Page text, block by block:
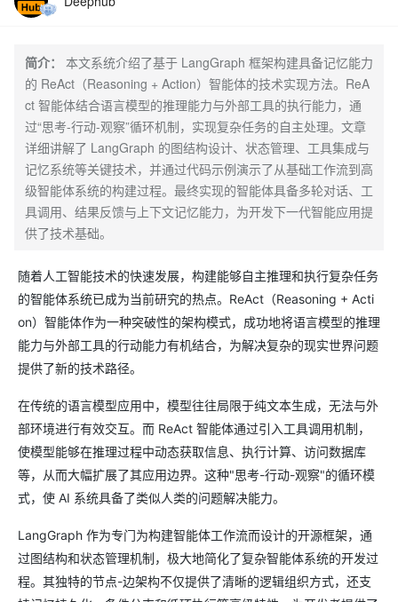
简介：
本文系统介绍了基于 LangGraph 框架构建具备记忆能力
的 ReAct（Reasoning + Action）智能体的技术实现方法。ReA
ct 智能体结合语言模型的推理能力与外部工具的执行能力，通
过“思考-行动-观察”循环机制，实现复杂任务的自主处理。文章
详细讲解了 LangGraph 的图结构设计、状态管理、工具集成与
记忆系统等关键技术，并通过代码示例演示了从基础工作流到高
级智能体系统的构建过程。最终实现的智能体具备多轮对话、工
具调用、结果反馈与上下文记忆能力，为开发下一代智能应用提
供了技术基础。
随着人工智能技术的快速发展，构建能够自主推理和执行复杂任务
的智能体系统已成为当前研究的热点。ReAct（Reasoning + Acti
on）智能体作为一种突破性的架构模式，成功地将语言模型的推理
能力与外部工具的行动能力有机结合，为解决复杂的现实世界问题
提供了新的技术路径。
在传统的语言模型应用中，模型往往局限于纯文本生成，无法与外
部环境进行有效交互。而 ReAct 智能体通过引入工具调用机制，
使模型能够在推理过程中动态获取信息、执行计算、访问数据库
等，从而大幅扩展了其应用边界。这种"思考-行动-观察"的循环模
式，使 AI 系统具备了类似人类的问题解决能力。
LangGraph 作为专门为构建智能体工作流而设计的开源框架，通
过图结构和状态管理机制，极大地简化了复杂智能体系统的开发过
程。其独特的节点-边架构不仅提供了清晰的逻辑组织方式，还支